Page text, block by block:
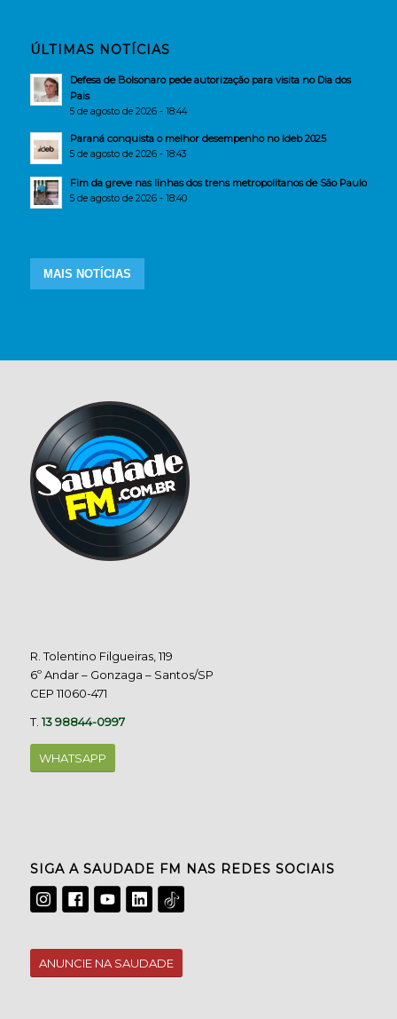
ÚLTIMAS NOTÍCIAS
Defesa de Bolsonaro pede autorização para visita no Dia dos
Pais
5 de agosto de 2026 - 18:44
Paraná conquista o melhor desempenho no Ideb 2025
5 de agosto de 2026 - 18:43
Fim da greve nas linhas dos trens metropolitanos de São Paulo
5 de agosto de 2026 - 18:40
MAIS NOTÍCIAS
R. Tolentino Filgueiras, 119
6º Andar – Gonzaga – Santos/SP
CEP 11060-471
T.13 98844-0997
WHATSAPP
SIGA A SAUDADE FM NAS REDES SOCIAIS
ANUNCIE NA SAUDADE